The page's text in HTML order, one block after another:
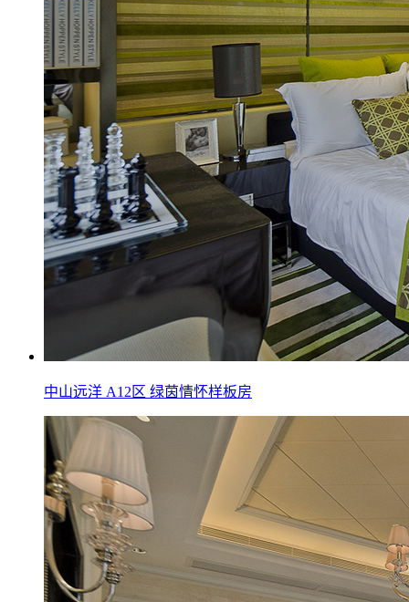
中山远洋 A12区 绿茵情怀样板房